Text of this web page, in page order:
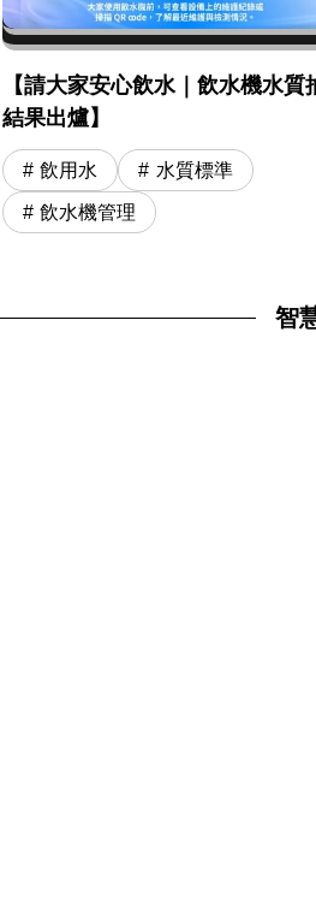
【請大家安心飲水｜飲水機水質
結果出爐】
飲用水 水質標準
飲水機管理
智